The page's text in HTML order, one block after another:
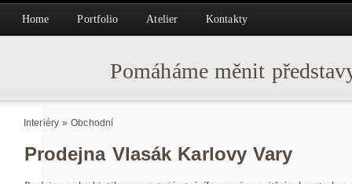
Home Portfolio Atelier Kontakty
Pomáháme měnit
Interiéry»Obchodní
Prodejna Vlasák Karlovy Vary